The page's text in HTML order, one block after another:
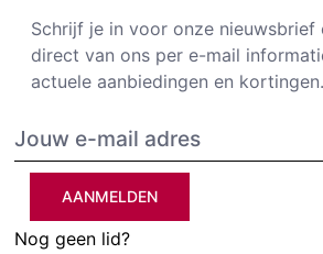
Schrijf je in voor onze nieuwsbrief
direct van ons per e-mail
actuele aanbiedingen en kortingen.
AANMELDEN
Nog geen lid?